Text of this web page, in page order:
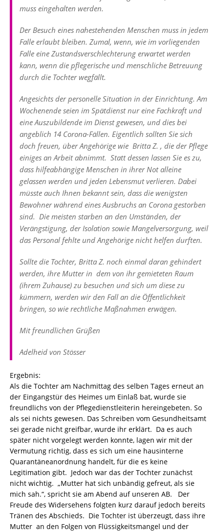
muss eingehalten werden.
Der Besuch eines nahestehenden Menschen muss in jedem
Falle erlaubt bleiben. Zumal, wenn, wie im vorliegenden
Falle eine Zustandsverschlechterung erwartet werden
kann, wenn die pflegerische und menschliche Betreuung
durch die Tochter wegfällt.
Angesichts der personelle Situation in der Einrichtung. Am
Wochenende seien im Spätdienst nur eine Fachkraft und
eine Auszubildende im Dienst gewesen, und dies bei
angeblich 14 Corona-Fällen. Eigentlich sollten Sie sich
doch freuen, über Angehörige wie Britta Z. , die der Pflege
einiges an Arbeit abnimmt. Statt dessen lassen Sie es zu,
dass hilfeabhängige Menschen in ihrer Not alleine
gelassen werden und jeden Lebensmut verlieren. Dabei
müsste auch Ihnen bekannt sein, dass die wenigsten
Bewohner während eines Ausbruchs an Corona gestorben
sind. Die meisten starben an den Umständen, der
Verängstigung, der Isolation sowie Mangelversorgung, weil
das Personal fehlte und Angehörige nicht helfen durften.
Sollte die Tochter, Britta Z. noch einmal daran gehindert
werden, ihre Mutter in dem von ihr gemieteten Raum
(ihrem Zuhause) zu besuchen und sich um diese zu
kümmern, werden wir den Fall an die Öffentlichkeit
bringen, so wie rechtliche Maßnahmen erwägen.
Mit freundlichen Grüßen
Adelheid von Stösser
Ergebnis:
Als die Tochter am Nachmittag des selben Tages erneut an
der Eingangstür des Heimes um Einlaß bat, wurde sie
freundlichs von der Pflegedienstleiterin hereingebeten. So
als sei nichts gewesen. Das Schreiben vom Gesundheitsamt
sei gerade nicht greifbar, wurde ihr erklärt. Da es auch
später nicht vorgelegt werden konnte, lagen wir mit der
Vermutung richtig, dass es sich um eine hausinterne
Quarantäneanordnung handelt, für die es keine
Legitimation gibt. Jedoch war das der Tochter zunächst
nicht wichtig. „Mutter hat sich unbändig gefreut, als sie
mich sah.“, spricht sie am Abend auf unseren AB. Der
Freude des Widersehens folgten kurz darauf jedoch bereits
Tränen des Abschieds. Die Tochter ist überzeugt, dass ihre
Mutter an den Folgen von Flüssigkeitsmangel und der